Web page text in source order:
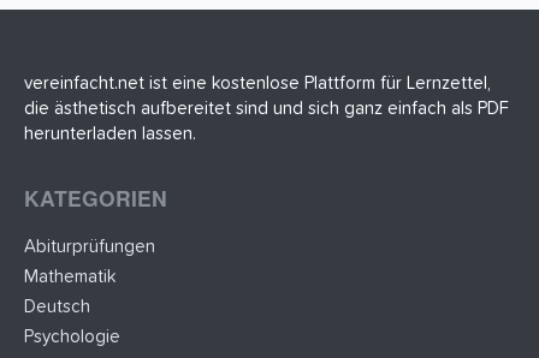
vereinfacht.net ist eine kostenlose Plattform für Lernzettel,
die ästhetisch aufbereitet sind und sich ganz einfach als PDF
herunterladen lassen.
KATEGORIEN
Abiturprüfungen
Mathematik
Deutsch
Psychologie